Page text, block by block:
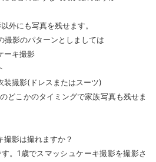
外にも写真を残せます。
撮影のパターンとしましては
ーキ撮影
撮影(ドレスまたはスーツ)
こかのタイミングで家族写真も残せま
影は撮れますか？
。1歳でスマッシュケーキ撮影を撮影さ